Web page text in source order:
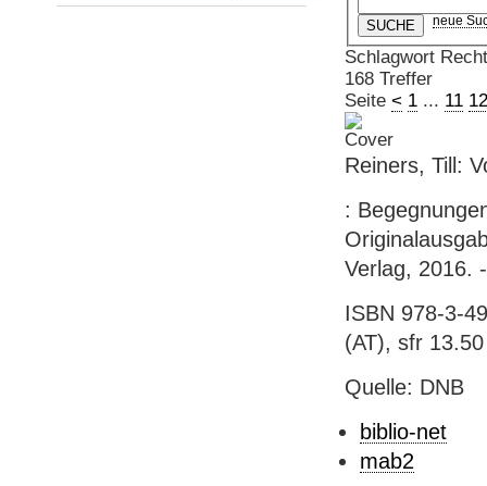
neue
Schlagwort
168 Treffer
Seite < 1... 11 12
Reiners, Till:
:
Verlag, 2016.
ISBN 978-3-
(AT), sfr
Quelle: DNB
biblio-net
mab2